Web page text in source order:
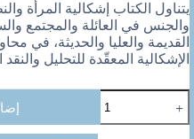
هو:
275 ج.
هو:
233 ج.
يتناول الكتاب إشكالية المرأة
والجنس في العائلة والمجتمع
القديمة والعليا والحديثة، في
الإشكالية المعقّدة للتحليل
النظام
الابوى